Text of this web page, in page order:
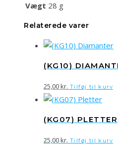
Vægt 28 g
Relaterede varer
(KG10)
25,00kr. Tilføj til kurv
(KG07) PLETTER
25,00kr. Tilføj til kurv